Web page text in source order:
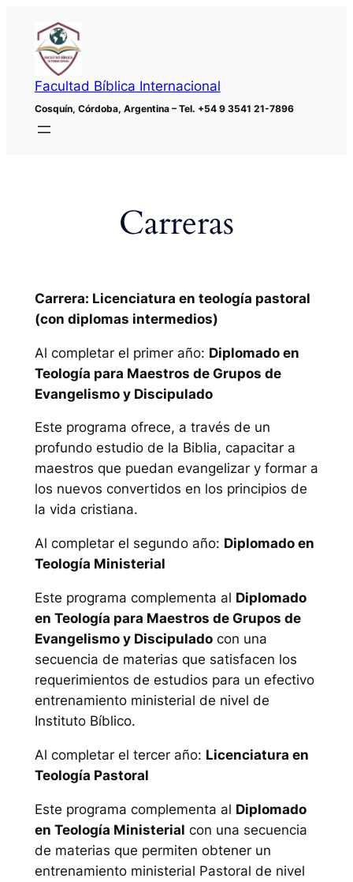
contenido
Facultad Bíblica Internacional
Cosquín, Córdoba, Argentina – Tel. +54 9 3541 21-7896
Carreras
Carrera: Licenciatura en teología pastoral
(con diplomas intermedios)
Al completar el primer año: Diplomado en
Teología para Maestros de Grupos de
Evangelismo y Discipulado
Este programa ofrece, a través de un
profundo estudio de la Biblia, capacitar a
maestros que puedan evangelizar y formar a
los nuevos convertidos en los principios de
la vida cristiana.
Al completar el segundo año: Diplomado en
Teología Ministerial
Este programa complementa al Diplomado
en Teología para Maestros de Grupos de
Evangelismo y Discipuladocon una
secuencia de materias que satisfacen los
requerimientos de estudios para un efectivo
entrenamiento ministerial de nivel de
Instituto Bíblico.
Al completar el tercer año: Licenciatura en
Teología Pastoral
Este programa complementa al Diplomado
en Teología Ministerial con una secuencia
de materias que permiten obtener un
entrenamiento ministerial Pastoral de nivel